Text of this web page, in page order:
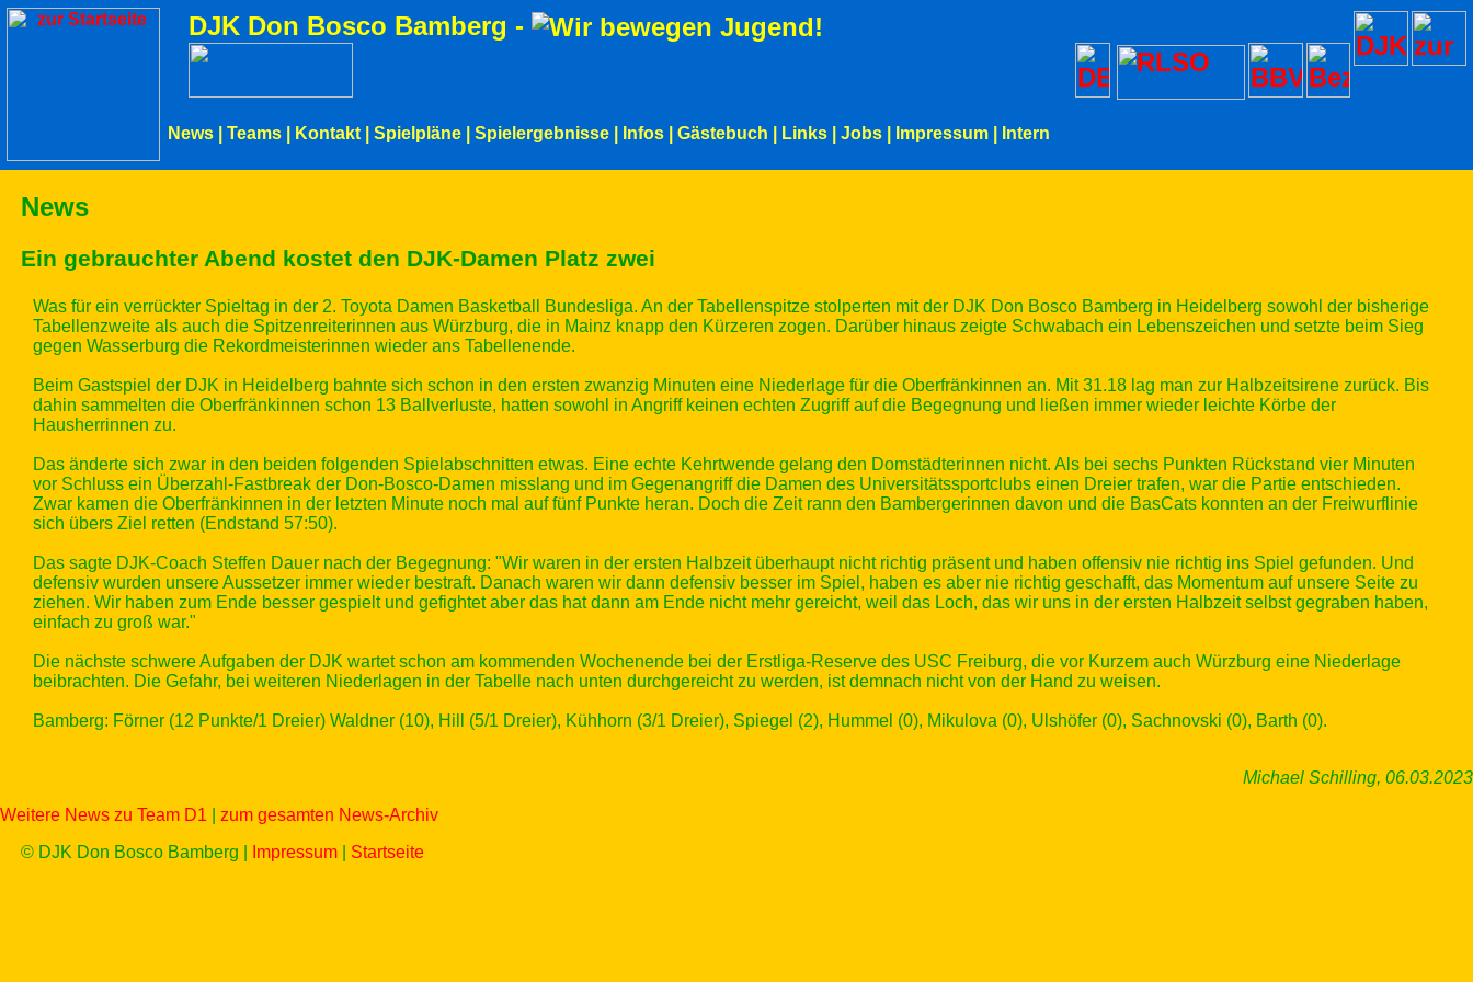
DJK Don Bosco Bamberg -
News Teams Kontakt Spielpläne Spielergebnisse Infos Gästebuch Links Jobs Impressum Intern
News
Ein gebrauchter Abend kostet den DJK-Damen Platz zwei
Was für ein verrückter Spieltag in der 2. Toyota Damen Basketball Bundesliga. An der Tabellenspitze stolperten mit der DJK Don Bosco Bamberg in Heidelberg sowohl der bisherige
Tabellenzweite als auch die Spitzenreiterinnen aus Würzburg, die in Mainz knapp den Kürzeren zogen. Darüber hinaus zeigte Schwabach ein Lebenszeichen und setzte beim Sieg
gegen Wasserburg die Rekordmeisterinnen wieder ans Tabellenende.
Beim Gastspiel der DJK in Heidelberg bahnte sich schon in den ersten zwanzig Minuten eine Niederlage für die Oberfränkinnen an. Mit 31.18 lag man zur Halbzeitsirene zurück. Bis
dahin sammelten die Oberfränkinnen schon 13 Ballverluste, hatten sowohl in Angriff keinen echten Zugriff auf die Begegnung und ließen immer wieder leichte Körbe der
Hausherrinnen zu.
Das änderte sich zwar in den beiden folgenden Spielabschnitten etwas. Eine echte Kehrtwende gelang den Domstädterinnen nicht. Als bei sechs Punkten Rückstand vier Minuten
vor Schluss ein Überzahl-Fastbreak der Don-Bosco-Damen misslang und im Gegenangriff die Damen des Universitätssportclubs einen Dreier trafen, war die Partie entschieden.
Zwar kamen die Oberfränkinnen in der letzten Minute noch mal auf fünf Punkte heran. Doch die Zeit rann den Bambergerinnen davon und die BasCats konnten an der Freiwurflinie
sich übers Ziel retten (Endstand 57:50).
Das sagte DJK-Coach Steffen Dauer nach der Begegnung: "Wir waren in der ersten Halbzeit überhaupt nicht richtig präsent und haben offensiv nie richtig ins Spiel gefunden. Und
defensiv wurden unsere Aussetzer immer wieder bestraft. Danach waren wir dann defensiv besser im Spiel, haben es aber nie richtig geschafft, das Momentum auf unsere Seite zu
ziehen. Wir haben zum Ende besser gespielt und gefightet aber das hat dann am Ende nicht mehr gereicht, weil das Loch, das wir uns in der ersten Halbzeit selbst gegraben haben,
einfach zu groß war."
Die nächste schwere Aufgaben der DJK wartet schon am kommenden Wochenende bei der Erstliga-Reserve des USC Freiburg, die vor Kurzem auch Würzburg eine Niederlage
beibrachten. Die Gefahr, bei weiteren Niederlagen in der Tabelle nach unten durchgereicht zu werden, ist demnach nicht von der Hand zu weisen.
Bamberg: Förner (12 Punkte/1 Dreier) Waldner (10), Hill (5/1 Dreier), Kühhorn (3/1 Dreier), Spiegel (2), Hummel (0), Mikulova (0), Ulshöfer (0), Sachnovski (0), Barth (0).
Michael Schilling, 06.03.2023
Weitere News zu Team D1
zum gesamten News-Archiv
© DJK Don Bosco Bamberg |
Impressum| Startseite